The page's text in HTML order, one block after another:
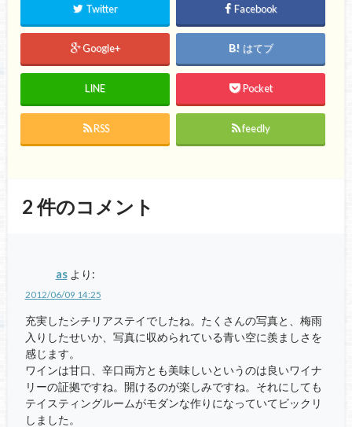
Twitter Facebook
Google+ はてブ
LINE Pocket
RSS feedly
2件のコメント
as より:
2012/06/09 14:25
充実したシチリアステイでしたね。たくさんの写真と、梅雨
入りしたせいか、写真に収められている青い空に羨ましさを
感じます。
ワインは甘口、辛口両方とも美味しいというのは良いワイナ
リーの証拠ですね。開けるのが楽しみですね。それにしても
テイスティングルームがモダンな作りになっていてビックリ
しました。